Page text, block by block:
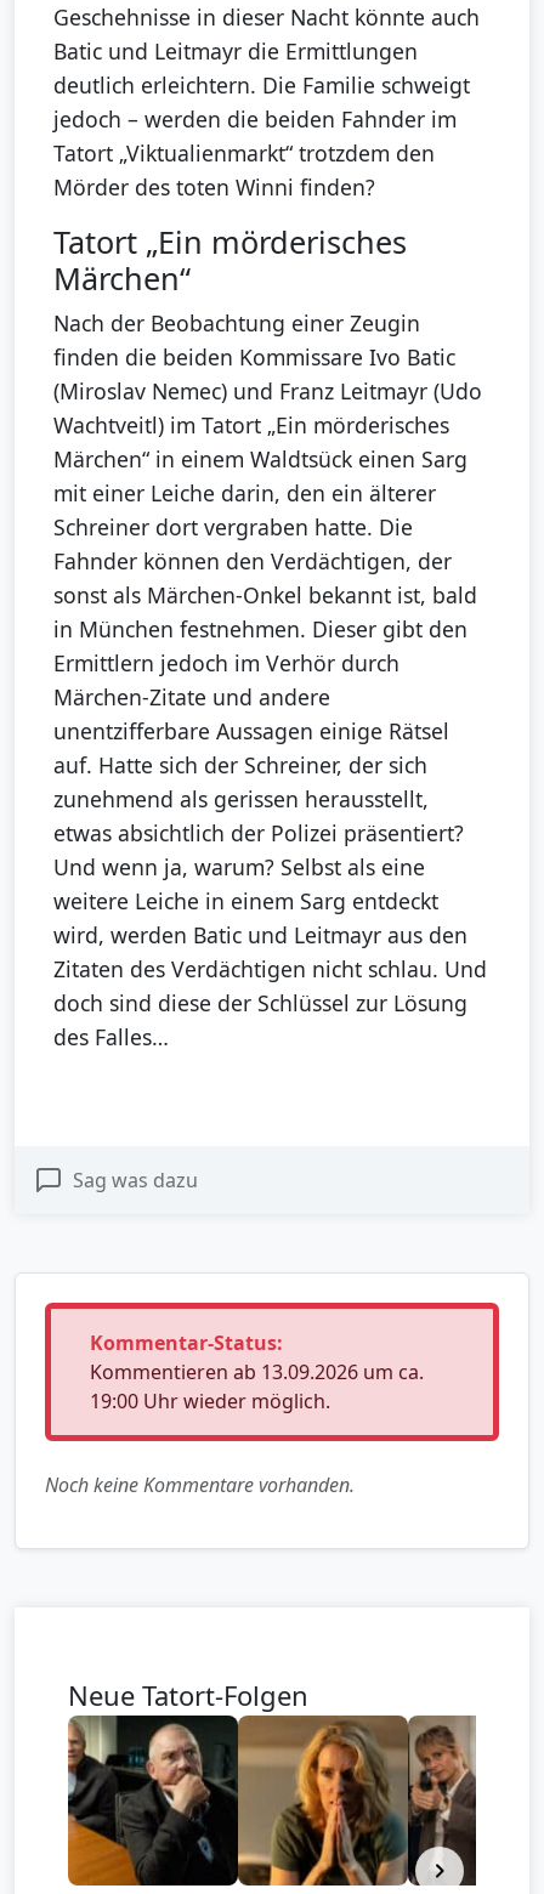
Geschehnisse in dieser Nacht könnte auch
Batic und Leitmayr die Ermittlungen
deutlich erleichtern. Die Familie schweigt
jedoch – werden die beiden Fahnder im
Tatort „Viktualienmarkt“ trotzdem den
Mörder des toten Winni finden?
Tatort „Ein mörderisches
Märchen“
Nach der Beobachtung einer Zeugin
finden die beiden Kommissare Ivo Batic
(Miroslav Nemec) und Franz Leitmayr (Udo
Wachtveitl) im Tatort „Ein mörderisches
Märchen“ in einem Waldtsück einen Sarg
mit einer Leiche darin, den ein älterer
Schreiner dort vergraben hatte. Die
Fahnder können den Verdächtigen, der
sonst als Märchen-Onkel bekannt ist, bald
in München festnehmen. Dieser gibt den
Ermittlern jedoch im Verhör durch
Märchen-Zitate und andere
unentzifferbare Aussagen einige Rätsel
auf. Hatte sich der Schreiner, der sich
zunehmend als gerissen herausstellt,
etwas absichtlich der Polizei präsentiert?
Und wenn ja, warum? Selbst als eine
weitere Leiche in einem Sarg entdeckt
wird, werden Batic und Leitmayr aus den
Zitaten des Verdächtigen nicht schlau. Und
doch sind diese der Schlüssel zur Lösung
des Falles…
Sag was dazu
Kommentar-Status:
Kommentieren ab 13.09.2026 um ca.
19:00 Uhr wieder möglich.
Noch keine Kommentare vorhanden.
Neue Tatort-Folgen